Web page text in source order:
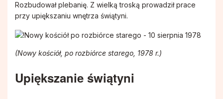
Rozbudował plebanię. Z wielką troską prowadził prace
przy upiększaniu wnętrza świątyni.
(Nowy kościół, po rozbiórce starego, 1978 r.)
Upiększanie świątyni